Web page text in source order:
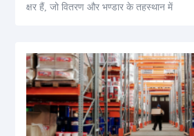
क्षर हैं, जो वितरण और भण्डार के तहस्थान में